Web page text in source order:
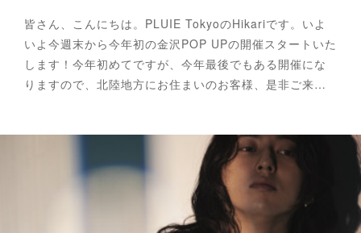
皆さん、こんにちは。PLUIE TokyoのHikariです。いよ
いよ今週末から今年初の金沢POP UPの開催スタートいた
します！今年初めてですが、今年最後でもある開催にな
りますので、北陸地方にお住まいのお客様、是非ご来…